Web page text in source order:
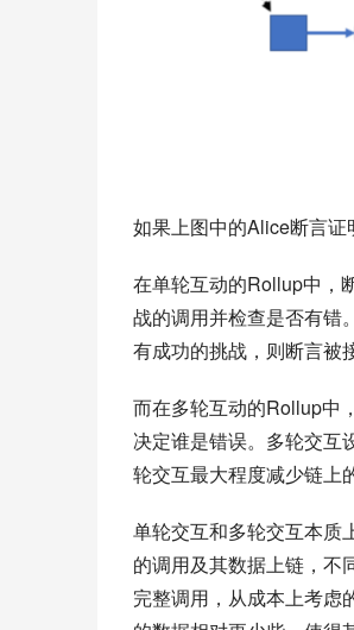
如果上图中的Alice断言证
在单轮互动的Rollup中，
战的调用并检查是否有错
有成功的挑战，则断言被
而在多轮互动的Rollup中
决定谁是错误。多轮交互
轮交互最大程度减少链上
单轮交互和多轮交互本质
的调用及其数据上链，不
完整调用，从成本上考虑